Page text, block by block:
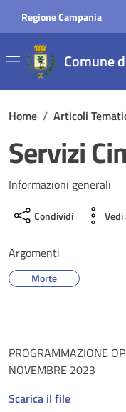
Regione Campania
Comune
Home / Articoli
Servizi
Informazioni generali
Condividi Vedi
Argomenti
Morte
PROGRAMMAZIONE
NOVEMBRE 2023
Scarica il file